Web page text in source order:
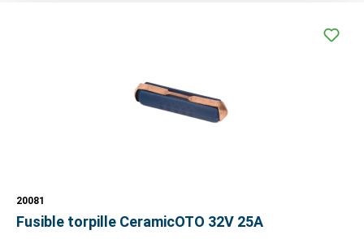
20081
Fusible torpille CeramicOTO 32V 25A